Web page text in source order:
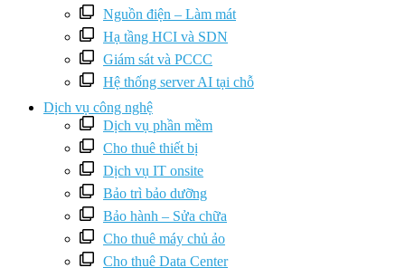
Nguồn điện – Làm mát
Hạ tầng HCI và SDN
Giám sát và PCCC
Hệ thống server AI tại chỗ
Dịch vụ công nghệ
Dịch vụ phần mềm
Cho thuê thiết bị
Dịch vụ IT onsite
Bảo trì bảo dưỡng
Bảo hành – Sửa chữa
Cho thuê máy chủ ảo
Cho thuê Data Center